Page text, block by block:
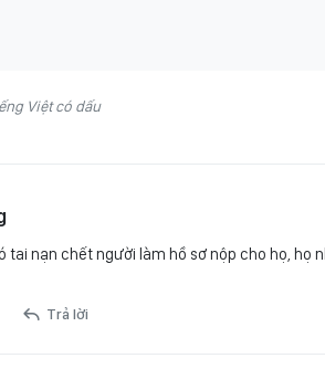
Việt có dấu
tai nạn chết người làm hồ sơ nộp cho họ, họ
Trả lời